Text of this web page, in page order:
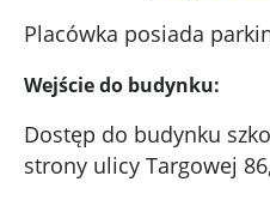
Placówka posiada
Wejście do budynku:
Dostęp do budynku
strony ulicy Targowej